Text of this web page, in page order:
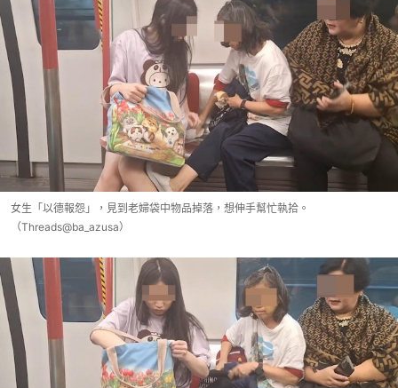
女生「以德報怨」，見到老婦袋中物品掉落，想伸手幫忙執拾。
（Threads@ba_azusa）